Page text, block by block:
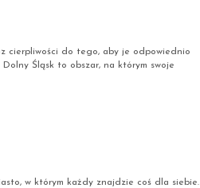
cierpliwości do tego, aby je odpowiednio
Śląsk to obszar, na którym swoje
w którym każdy znajdzie coś dla siebie.